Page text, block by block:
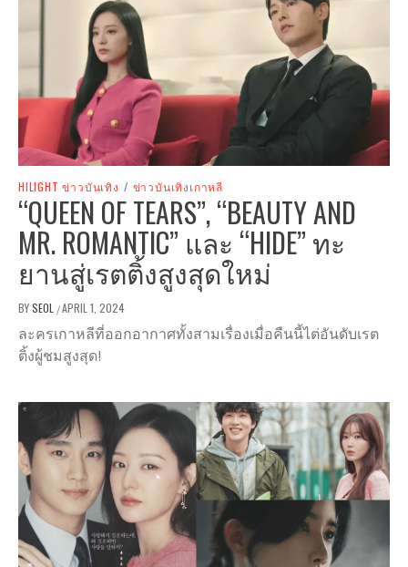
HILIGHT ข่าวบันเทิง / ข่าวบันเทิงเกาหลี
“QUEEN OF TEARS”, “BEAUTY AND
MR. ROMANTIC” และ “HIDE” ทะ
ยานสู่เรตติ้งสูงสุดใหม่
BYSEOL /APRIL 1, 2024
ละครเกาหลีที่ออกอากาศทั้งสามเรื่องเมื่อคืนนี้ไต่อันดับเรต
ติ้งผู้ชมสูงสุด!